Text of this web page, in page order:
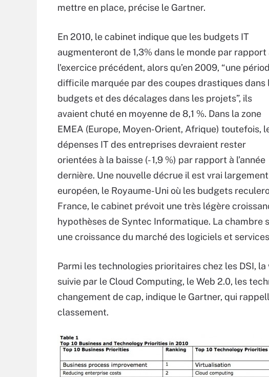
mettre en place, précise le Gartner.
En 2010, le cabinet indique que les budgets IT
augmenteront de 1,3% dans le monde par rapport
l'exercice précédent, alors qu’en 2009, “une
difficile marquée par des coupes drastiques dans
budgets et des décalages dans les projets”, ils
avaient chuté en moyenne de 8,1 %. Dans la zone
EMEA (Europe, Moyen-Orient, Afrique) toutefois,
dépenses IT des entreprises devraient rester
orientées à la baisse (- 1,9 %) par rapport à l’année
dernière. Une nouvelle décrue il est vrai
européen, le Royaume-Uni où les budgets
France, le cabinet prévoit une très légère
hypothèses de Syntec Informatique. La chambre
une croissance du marché des logiciels et
Parmi les technologies prioritaires chez les DSI,
suivie par le Cloud Computing, le Web 2.0, les
changement de cap, indique le Gartner, qui
classement.